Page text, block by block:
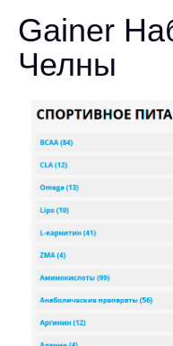
Gainer
Челны